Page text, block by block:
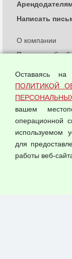
© 2026 ООО
О компании
Политика
Согласием на
Оферта оптовой
Публичная
Написать
Оставаясь
ПОЛИТИКОЙ
вашем
операционной
используемом
для
работы веб-